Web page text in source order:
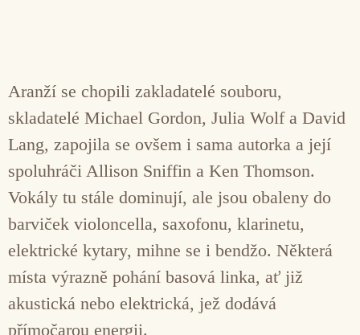
Aranží se chopili zakladatelé souboru,
skladatelé Michael Gordon, Julia Wolf a David
Lang, zapojila se ovšem i sama autorka a její
spoluhráči Allison Sniffin a Ken Thomson.
Vokály tu stále dominují, ale jsou obaleny do
barviček violoncella, saxofonu, klarinetu,
elektrické kytary, mihne se i bendžo. Některá
místa výrazně pohání basová linka, ať již
akustická nebo elektrická, jež dodává
přímočarou energii.